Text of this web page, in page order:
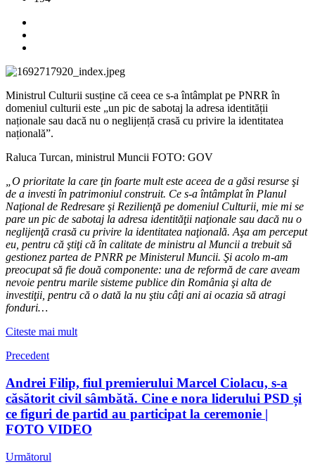
Ministrul Culturii susține că ceea ce s-a întâmplat pe PNRR în
domeniul culturii este „un pic de sabotaj la adresa identității
naționale sau dacă nu o neglijență crasă cu privire la identitatea
națională”.
Raluca Turcan, ministrul Muncii FOTO: GOV
„O prioritate la care ţin foarte mult este aceea de a găsi resurse şi
de a investi în patrimoniul construit. Ce s-a întâmplat în Planul
Naţional de Redresare şi Rezilienţă pe domeniul Culturii, mie mi se
pare un pic de sabotaj la adresa identităţii naţionale sau dacă nu o
neglijenţă crasă cu privire la identitatea naţională. Aşa am perceput
eu, pentru că ştiţi că în calitate de ministru al Muncii a trebuit să
gestionez partea de PNRR pe Ministerul Muncii. Şi acolo m-am
preocupat să fie două componente: una de reformă de care aveam
nevoie pentru marile sisteme publice din România şi alta de
investiţii, pentru că o dată la nu ştiu câţi ani ai ocazia să atragi
fonduri…
Citeste mai mult
Precedent
Andrei Filip, fiul premierului Marcel Ciolacu, s-a
căsătorit civil sâmbătă. Cine e nora liderului PSD și
ce figuri de partid au participat la ceremonie |
FOTO VIDEO
Următorul